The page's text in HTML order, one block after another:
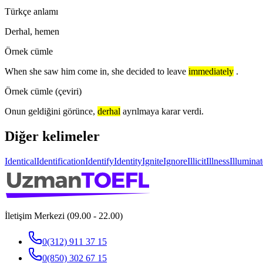
Türkçe anlamı
Derhal, hemen
Örnek cümle
When she saw him come in, she decided to leave immediately .
Örnek cümle (çeviri)
Onun geldiğini görünce, derhal ayrılmaya karar verdi.
Diğer kelimeler
IdenticalIdentificationIdentifyIdentityIgniteIgnoreIllicitIllness
İletişim Merkezi (09.00 - 22.00)
0(312) 911 37 15
0(850) 302 67 15